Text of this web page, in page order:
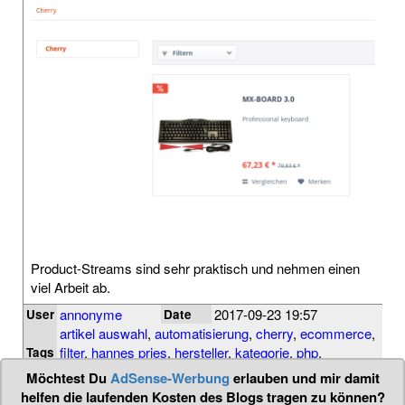
Product-Streams sind sehr praktisch und nehmen einen
viel Arbeit ab.
User annonyme Date 2017-09-23 19:57
Tags
artikel auswahl, automatisierung, cherry, ecommerce,
filter, hannes pries, hersteller, kategorie, php,
productstream
shopware streams,
Möchtest DuAdSense-Werbung erlauben und mir damit
helfen die laufenden Kosten des Blogs tragen zu können?